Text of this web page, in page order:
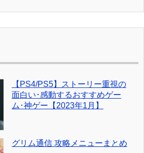
【PS4/PS5】ストーリー重視の
面白い･感動するおすすめゲー
ム･神ゲー【2023年1月】
グリム通信 攻略メニューまとめ